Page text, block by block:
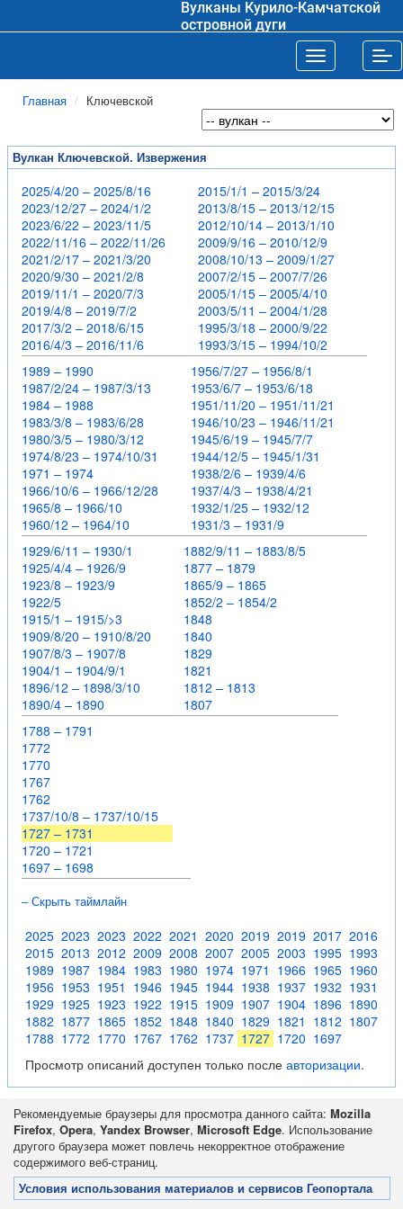
Вулканы Курило-Камчатской
островной дуги
Toggle
Главная Ключевской
Вулкан Ключевской. Извержения
2025/4/20 – 2025/8/16
2023/12/27 – 2024/1/2
2023/6/22 – 2023/11/5
2022/11/16 – 2022/11/26
2021/2/17 – 2021/3/20
2020/9/30 – 2021/2/8
2019/11/1 – 2020/7/3
2019/4/8 – 2019/7/2
2017/3/2 – 2018/6/15
2016/4/3 – 2016/11/6
2015/1/1 – 2015/3/24
2013/8/15 – 2013/12/15
2012/10/14 – 2013/1/10
2009/9/16 – 2010/12/9
2008/10/13 – 2009/1/27
2007/2/15 – 2007/7/26
2005/1/15 – 2005/4/10
2003/5/11 – 2004/1/28
1995/3/18 – 2000/9/22
1993/3/15 – 1994/10/2
1989 – 1990
1987/2/24 – 1987/3/13
1984 – 1988
1983/3/8 – 1983/6/28
1980/3/5 – 1980/3/12
1974/8/23 – 1974/10/31
1971 – 1974
1966/10/6 – 1966/12/28
1965/8 – 1966/10
1960/12 – 1964/10
1956/7/27 – 1956/8/1
1953/6/7 – 1953/6/18
1951/11/20 – 1951/11/21
1946/10/23 – 1946/11/21
1945/6/19 – 1945/7/7
1944/12/5 – 1945/1/31
1938/2/6 – 1939/4/6
1937/4/3 – 1938/4/21
1932/1/25 – 1932/12
1931/3 – 1931/9
1929/6/11 – 1930/1
1925/4/4 – 1926/9
1923/8 – 1923/9
1922/5
1915/1 – 1915/>3
1909/8/20 – 1910/8/20
1907/8/3 – 1907/8
1904/1 – 1904/9/1
1896/12 – 1898/3/10
1890/4 – 1890
1882/9/11 – 1883/8/5
1877 – 1879
1865/9 – 1865
1852/2 – 1854/2
1848
1840
1829
1821
1812 – 1813
1807
1788 – 1791
1772
1770
1767
1762
1737/10/8 – 1737/10/15
1727 – 1731
1720 – 1721
1697 – 1698
– Скрыть таймлайн
2025 2023 2023 2022 2021 2020 2019 2019 2017 2016
2015 2013 2012 2009 2008 2007 2005 2003 1995 1993
1989 1987 1984 1983 1980 1974 1971 1966 1965 1960
1956 1953 1951 1946 1945 1944 1938 1937 1932 1931
1929 1925 1923 1922 1915 1909 1907 1904 1896 1890
1882 1877 1865 1852 1848 1840 1829 1821 1812 1807
1788 1772 1770 1767 1762 1737 1727 1720 1697
Просмотр описаний доступен только после авторизации.
Рекомендуемые браузеры для просмотра данного сайта: Mozilla
Firefox, Opera, Yandex Browser, Microsoft Edge. Использование
другого браузера может повлечь некорректное отображение
содержимого веб-страниц.
Условия использования материалов и сервисов Геопортала